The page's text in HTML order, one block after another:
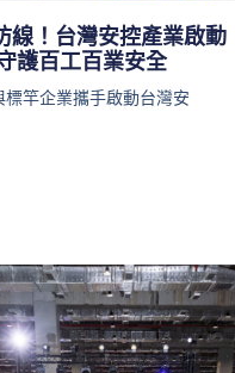
！台灣安控產業啟動
護百工百業安全
竿企業攜手啟動台灣安